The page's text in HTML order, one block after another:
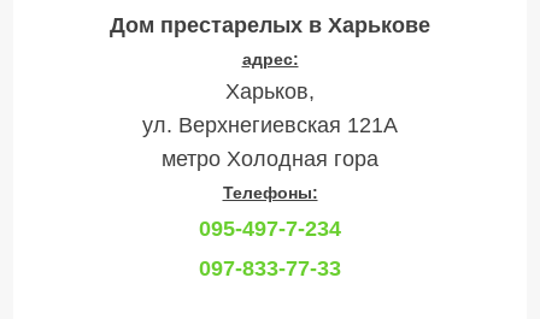
Дом престарелых в Харькове
адрес:
Харьков,
ул. Верхнегиевская 121А
метро Холодная гора
Телефоны:
095-497-7-234
097-833-77-33